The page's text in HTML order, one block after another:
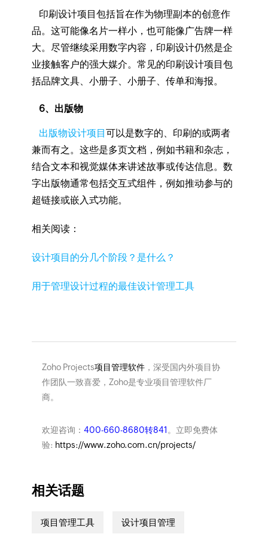
印刷设计项目包括旨在作为物理副本的创意作
品。这可能像名片一样小，也可能像广告牌一样
大。尽管继续采用数字内容，印刷设计仍然是企
业接触客户的强大媒介。常见的印刷设计项目包
括品牌文具、小册子、小册子、传单和海报。
6、出版物
出版物设计项目可以是数字的、印刷的或两者
兼而有之。这些是多页文档，例如书籍和杂志，
结合文本和视觉媒体来讲述故事或传达信息。数
字出版物通常包括交互式组件，例如推动参与的
超链接或嵌入式功能。
相关阅读：
设计项目的分几个阶段？是什么？
用于管理设计过程的最佳设计管理工具
Zoho Projects项目管理软件，深受国内外项目协
作团队一致喜爱，Zoho是专业项目管理软件厂
商。
欢迎咨询： 400-660-8680转841 。立即免费体
验: https://www.zoho.com.cn/projects/
相关话题
项目管理工具 设计项目管理